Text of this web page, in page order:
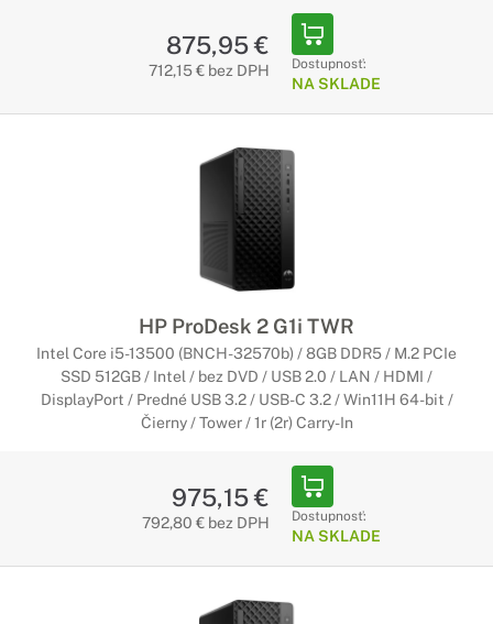
875,95 €
712,15 € bez DPH Dostupnosť:
NA SKLADE
HP ProDesk 2 G1i TWR
Intel Core i5-13500 (BNCH-32570b) / 8GB DDR5 / M.2 PCIe
SSD 512GB / Intel / bez DVD / USB 2.0 / LAN / HDMI /
DisplayPort / Predné USB 3.2 / USB-C 3.2 / Win11H 64-bit /
Čierny / Tower / 1r (2r) Carry-In
975,15 €
792,80 € bez DPH Dostupnosť:
NA SKLADE